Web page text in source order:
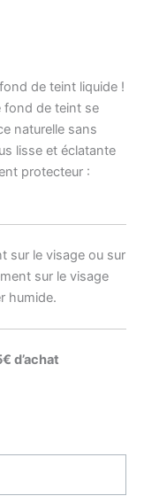
de teint liquide !
fond de teint se
naturelle sans
lisse et éclatante
protecteur :
sur le visage ou sur
sur le visage
humide.
d’achat